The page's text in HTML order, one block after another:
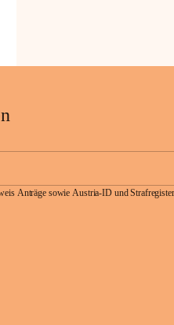
Anträge sowie Austria-ID und